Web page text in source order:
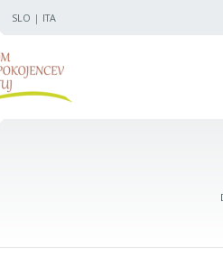
SLO | ITA